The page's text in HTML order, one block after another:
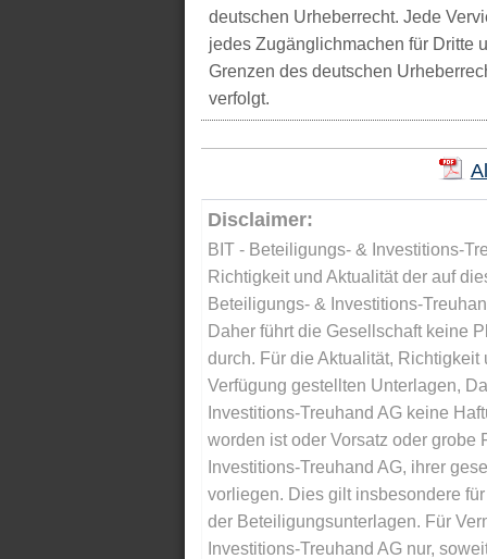
deutschen Urheberrecht. Jede
jedes Zugänglichmachen für Dritte
Grenzen des deutschen
verfolgt.
Disclaimer:
BIT - Beteiligungs- & Investitions-
Richtigkeit und Aktualität der auf
Beteiligungs- & Investitions-
Daher führt die Gesellschaft keine
durch. Für die Aktualität,
Verfügung gestellten Unterlagen,
Investitions-Treuhand AG keine
worden ist oder Vorsatz oder
Investitions-Treuhand AG, ihrer
vorliegen. Dies gilt insbesondere
der Beteiligungsunterlagen. Für
Investitions-Treuhand AG nur,